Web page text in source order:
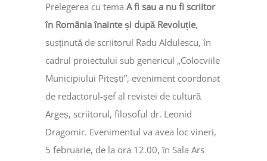
Prelegerea cu temaA fi sau a nu fi scriitor
în România înainte și după Revoluție,
susținută de scriitorul Radu Aldulescu, în
cadrul proiectului sub genericul „Colocviile
Municipiului Pitești”, eveniment coordonat
de redactorul-șef al revistei de cultură
Argeș, scriitorul, filosoful dr. Leonid
Dragomir. Evenimentul va avea loc vineri,
5 februarie, de la ora 12.00, în Sala Ars